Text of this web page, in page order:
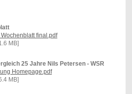
final.pdf
MB]
25 Jahre Nils Petersen - WSR
Homepage.pdf
MB]